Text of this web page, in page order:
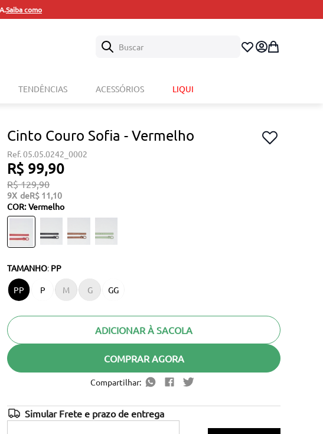
Saiba como
Buscar
TENDÊNCIAS ACESSÓRIOS LIQUI
Cinto Couro Sofia - Vermelho
05.05.0242_0002
R$ 99,90
R$ 129,90
9 R$ 11,10
COR: Vermelho
TAMANHO: PP
PP P M G GG
ADICIONAR À SACOLA
COMPRAR AGORA
Compartilhar: